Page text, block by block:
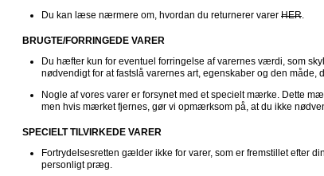
Du kan læse nærmere om, hvordan du returnerer varer HER.
BRUGTE/FORRINGEDE VARER
Du hæfter kun for eventuel forringelse af varernes værdi, som
nødvendigt for at fastslå varernes art, egenskaber og den måde,
Nogle af vores varer er forsynet med et specielt mærke. Dette
men hvis mærket fjernes, gør vi opmærksom på, at du ikke
SPECIELT TILVIRKEDE VARER
Fortrydelsesretten gælder ikke for varer, som er fremstillet efter
personligt præg.